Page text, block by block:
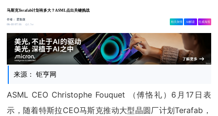
马斯克Terafab计划有多大？ASML点出关键挑战
作者：爱集微
06-18 07:16
1.5w
相关舆情 AI解读 生成海报
来源： 钜亨网
ASML CEO Christophe Fouquet （傅恪礼）6月17日表
示，随着特斯拉CEO马斯克推动大型晶圆厂计划Terafab，